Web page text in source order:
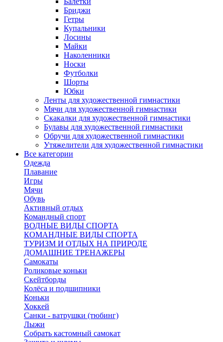
Бриджи
Гетры
Купальники
Лосины
Майки
Наколенники
Носки
Футболки
Шорты
Юбки
Ленты для художественной гимнастики
Мячи для художественной гимнастики
Скакалки для художественной гимнастики
Булавы для художественной гимнастики
Обручи для художественной гимнастики
Утяжелители для художественной гимнастики
Все категории
Одежда
Плавание
Игры
Мячи
Обувь
Активный отдых
Командный спорт
ВОДНЫЕ ВИДЫ СПОРТА
КОМАНДНЫЕ ВИДЫ СПОРТА
ТУРИЗМ И ОТДЫХ НА ПРИРОДЕ
ДОМАШНИЕ ТРЕНАЖЕРЫ
Самокаты
Роликовые коньки
Скейтборды
Колёса и подшипники
Коньки
Хоккей
Санки - ватрушки (тюбинг)
Лыжи
Собрать кастомный самокат